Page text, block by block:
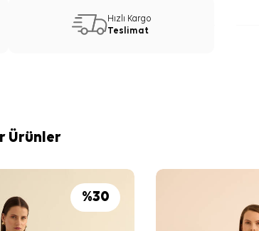
Hızlı Kargo
Teslimat
Ürünler
%30